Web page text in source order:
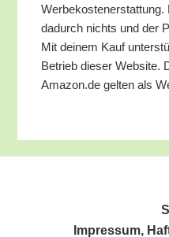
Wer­be­kos­ten­er­stat­tung.
dadurch nichts und der
Mit dei­nem Kauf
Betrieb die­ser Web­site.
Amazon.de gel­ten als
Impres­sum,